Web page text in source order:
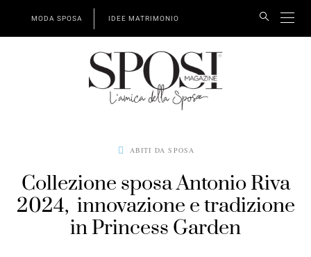
MODA SPOSA IDEE MATRIMONIO
ABITI DA SPOSA
Collezione sposa Antonio Riva
2024, innovazione e tradizione
in Princess Garden